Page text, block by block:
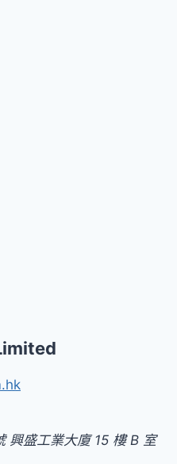
興盛工業大廈 15 樓 B 室